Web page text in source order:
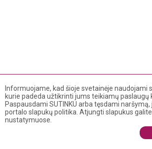
Informuojame, kad šioje svetainėje naudojami
kurie padeda užtikrinti jums teikiamų paslaugų
Paspausdami SUTINKU arba tęsdami
portalo slapukų politika. Atjungti slapukus
nustatymuose.